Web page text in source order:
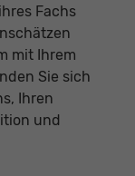
Fachs
mit Ihrem
Sie sich
Ihren
und